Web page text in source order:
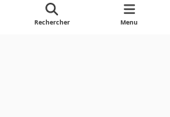
Rechercher Menu